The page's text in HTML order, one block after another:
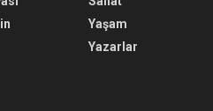
Yaşam
Yazarlar